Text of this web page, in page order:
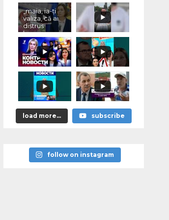
„maia, ia-ți
valiza, că ai
distrus
lumea, cu
«vremurile
astea bune”
load more... subscribe
follow on instagram